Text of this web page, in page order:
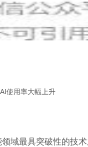
使用率大幅上升
域最具突破性的技